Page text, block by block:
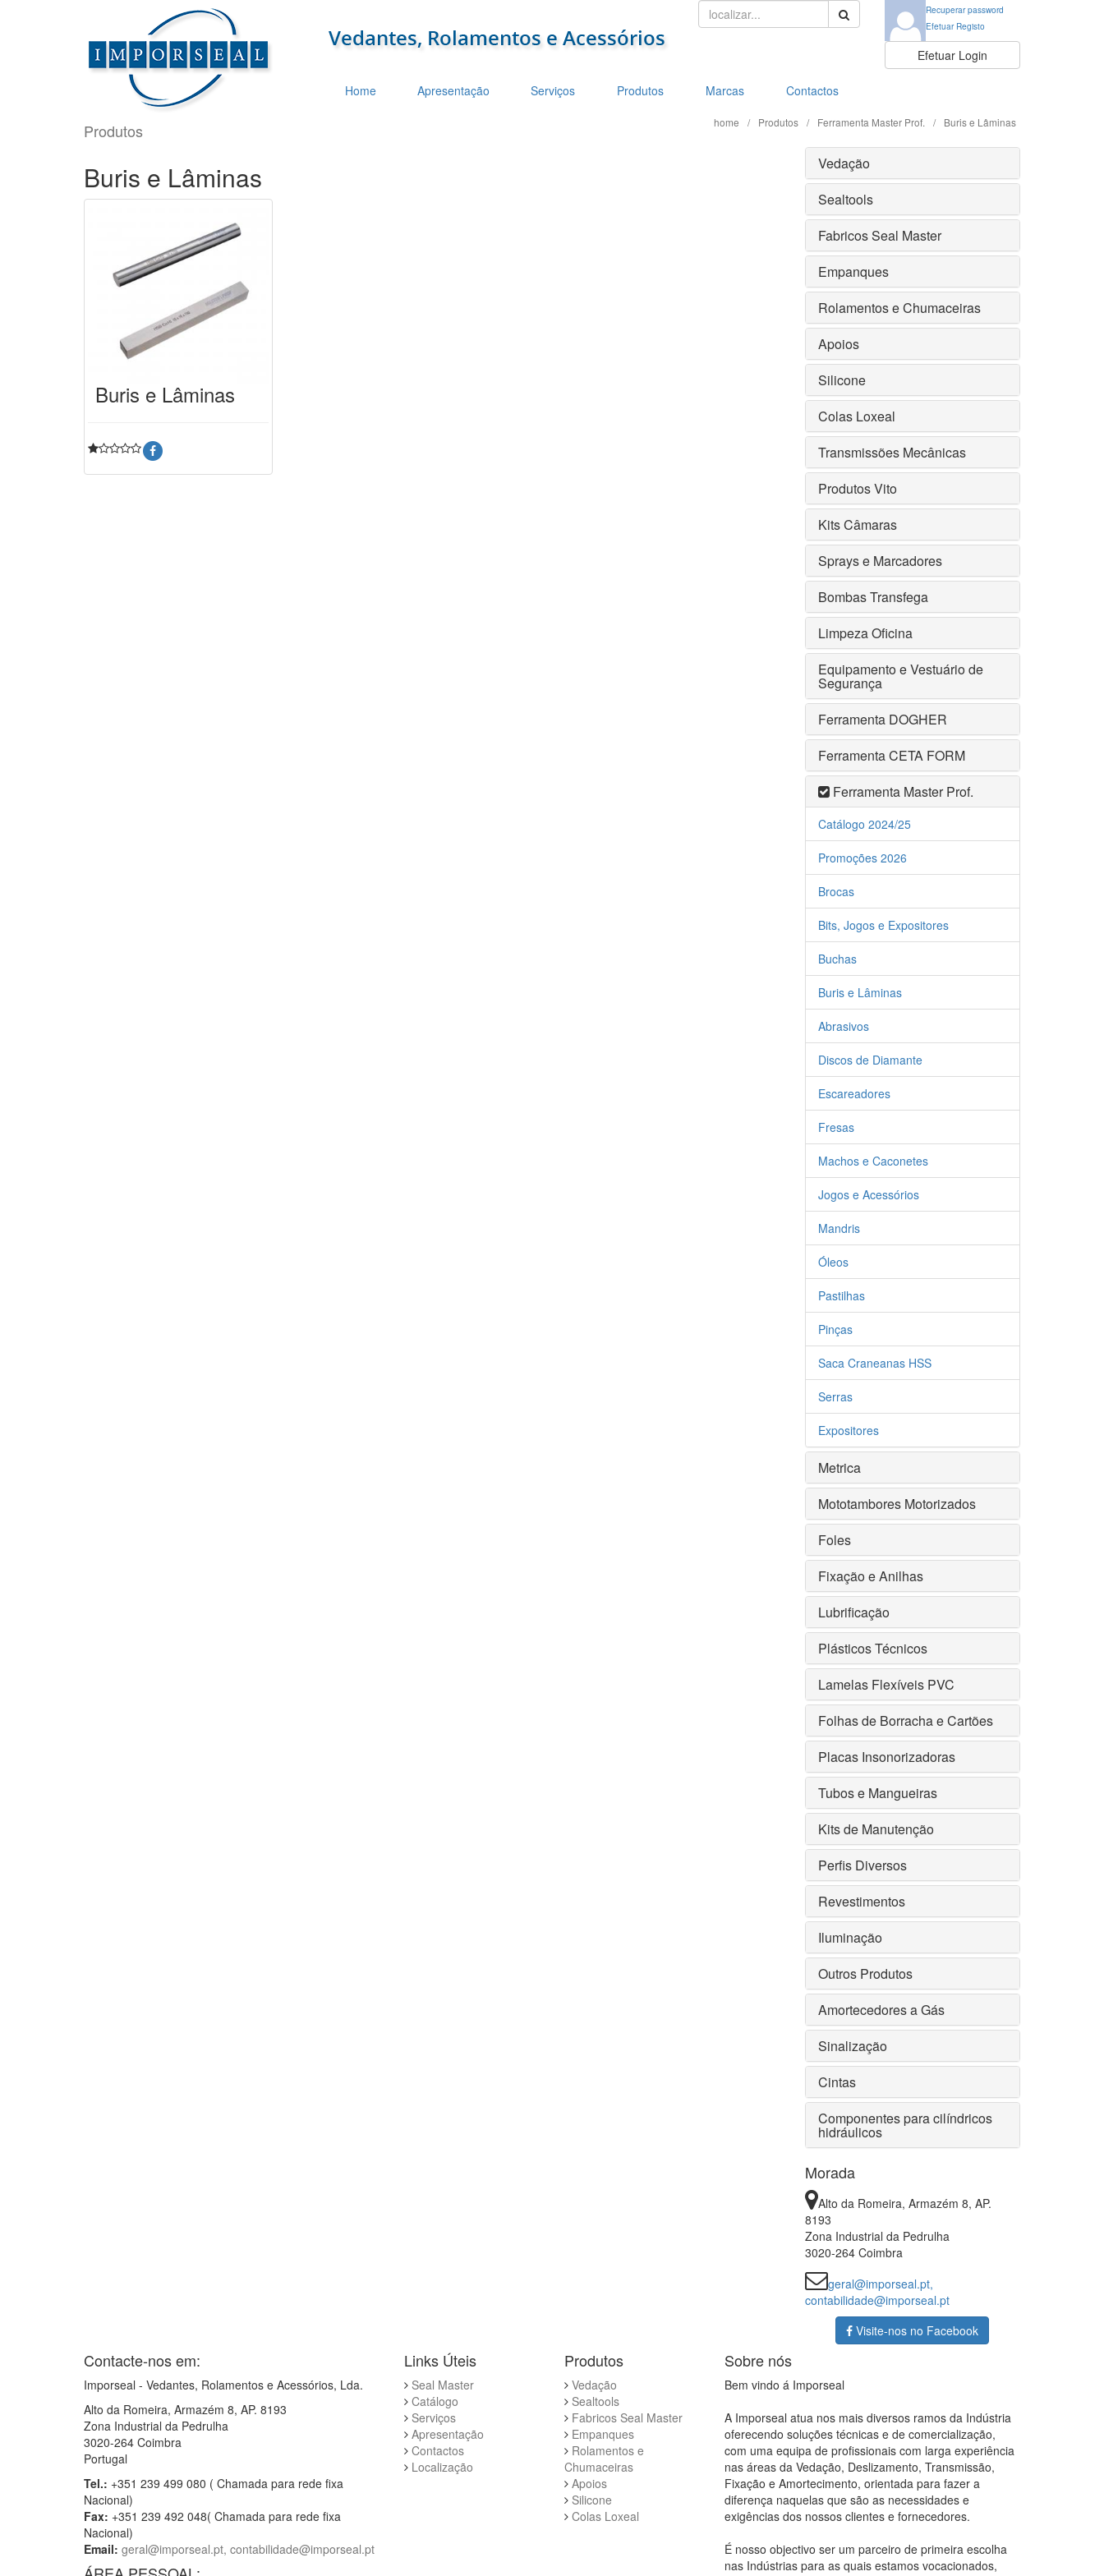
localizar:
Home Apresentação Serviços Produtos Marcas Contactos
Recuperar password
Efetuar Registo
Efetuar Login
Produtos home / Produtos / Ferramenta Master Prof. / Buris e Lâminas
Buris e Lâminas
Buris e Lâminas
Vedação
Sealtools
Fabricos Seal Master
Empanques
Rolamentos e Chumaceiras
Apoios
Silicone
Colas Loxeal
Transmissões Mecânicas
Produtos Vito
Kits Câmaras
Sprays e Marcadores
Bombas Transfega
Limpeza Oficina
Equipamento e Vestuário de
Segurança
Ferramenta DOGHER
Ferramenta CETA FORM
Ferramenta Master Prof.
Catálogo 2024/25
Promoções 2026
Brocas
Bits, Jogos e Expositores
Buchas
Buris e Lâminas
Abrasivos
Discos de Diamante
Escareadores
Fresas
Machos e Caconetes
Jogos e Acessórios
Mandris
Óleos
Pastilhas
Pinças
Saca Craneanas HSS
Serras
Expositores
Metrica
Mototambores Motorizados
Foles
Fixação e Anilhas
Lubrificação
Plásticos Técnicos
Lamelas Flexíveis PVC
Folhas de Borracha e Cartões
Placas Insonorizadoras
Tubos e Mangueiras
Kits de Manutenção
Perfis Diversos
Revestimentos
Iluminação
Outros Produtos
Amortecedores a Gás
Sinalização
Cintas
Componentes para cilíndricos
hidráulicos
Morada
Alto da Romeira, Armazém 8, AP.
8193
Zona Industrial da Pedrulha
3020-264 Coimbra
geral@imporseal.pt,
contabilidade@imporseal.pt
Visite-nos no Facebook
Contacte-nos em:
Imporseal - Vedantes, Rolamentos e Acessórios, Lda.
Alto da Romeira, Armazém 8, AP. 8193
Zona Industrial da Pedrulha
3020-264 Coimbra
Portugal
Tel.: +351 239 499 080 ( Chamada para rede fixa
Nacional)
Fax: +351 239 492 048( Chamada para rede fixa
Nacional)
Email: geral@imporseal.pt, contabilidade@imporseal.pt
Links Úteis
Seal Master
Catálogo
Serviços
Apresentação
Contactos
Localização
Produtos
Vedação
Sealtools
Fabricos Seal Master
Empanques
Rolamentos e
Chumaceiras
Apoios
Silicone
Colas Loxeal
Sobre nós
Bem vindo á Imporseal
A Imporseal atua nos mais diversos ramos da Indústria
oferecendo soluções técnicas e de comercialização,
com uma equipa de profissionais com larga experiência
nas áreas da Vedação, Deslizamento, Transmissão,
Fixação e Amortecimento, orientada para fazer a
diferença naquelas que são as necessidades e
exigências dos nossos clientes e fornecedores.
É nosso objectivo ser um parceiro de primeira escolha
nas Indústrias para as quais estamos vocacionados,